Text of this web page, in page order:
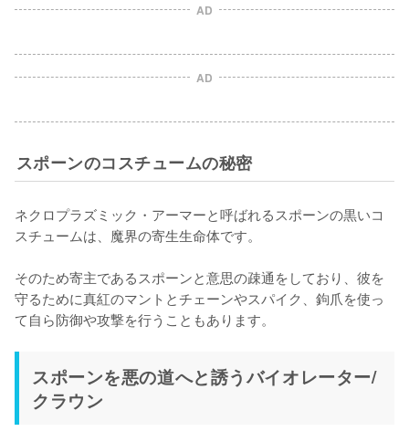
AD
AD
スポーンのコスチュームの秘密
ネクロプラズミック・アーマーと呼ばれるスポーンの黒いコ
スチュームは、魔界の寄生生命体です。
そのため寄主であるスポーンと意思の疎通をしており、彼を
守るために真紅のマントとチェーンやスパイク、鉤爪を使っ
て自ら防御や攻撃を行うこともあります。
スポーンを悪の道へと誘うバイオレーター/
クラウン